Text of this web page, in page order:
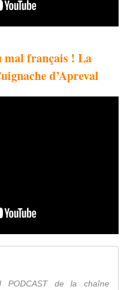
mal français ! La
d’Apreval
PODCAST de la chaîne